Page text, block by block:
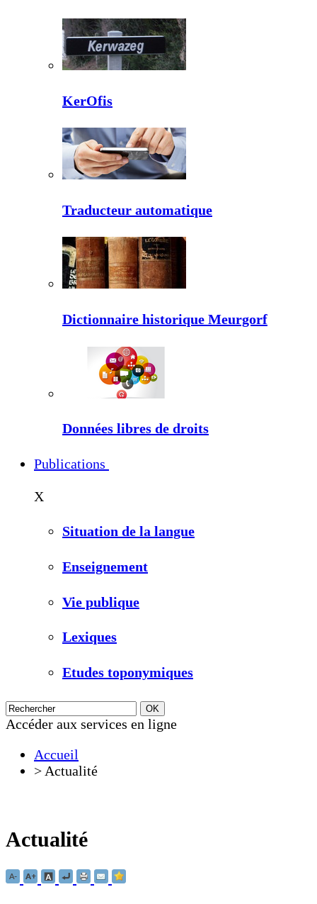
KerOfis
Traducteur automatique
Dictionnaire historique Meurgorf
Données libres de droits
Publications
X
Situation de la langue
Enseignement
Vie publique
Lexiques
Etudes toponymiques
Accéder aux services en ligne
Accueil
> Actualité
Actualité